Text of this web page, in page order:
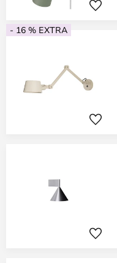
- 16 % EXTRA